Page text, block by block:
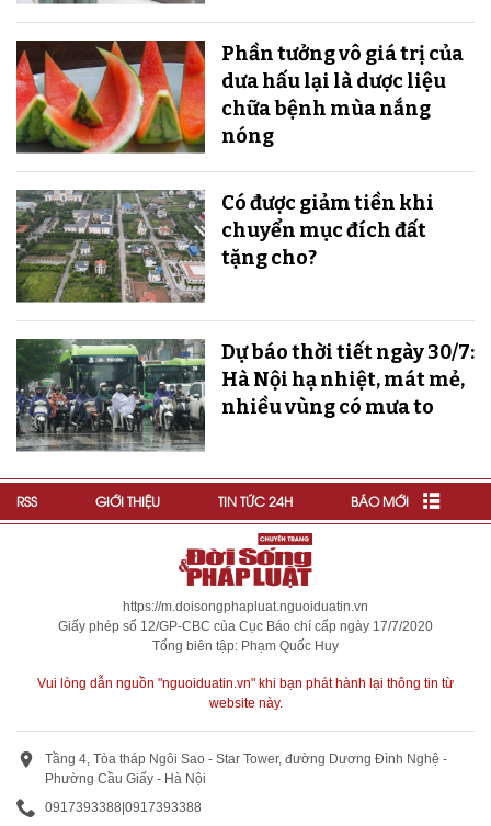
Phần tưởng vô giá trị của
dưa hấu lại là dược liệu
chữa bệnh mùa nắng
nóng
Có được giảm tiền khi
chuyển mục đích đất
tặng cho?
Dự báo thời tiết ngày 30/7:
Hà Nội hạ nhiệt, mát mẻ,
nhiều vùng có mưa to
RSS GIỚI THIỆU TIN TỨC 24H BÁO MỚI
https://m.doisongphapluat.nguoiduatin.vn
Giấy phép số 12/GP-CBC của Cục Báo chí cấp ngày 17/7/2020
Tổng biên tập: Phạm Quốc Huy
Vui lòng dẫn nguồn "nguoiduatin.vn" khi bạn phát hành lại thông tin từ
website này.
Tầng 4, Tòa tháp Ngôi Sao - Star Tower, đường Dương Đình Nghệ -
Phường Cầu Giấy - Hà Nội
0917393388|0917393388